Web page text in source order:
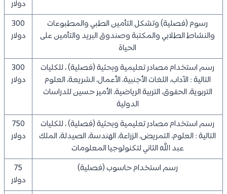
دولار
رسوم (فصلية) وتشكل التأمين الطبي والمطبوعات
والنشاط الطلابي والمكتبة وصندوق البريد والتأمين على
الحياة
300
دولار
رسم استخدام مصادر تعليمية وبحثية (فصلية) ، للكليات
التالية : الآداب، اللغات الأجنبية، الأعمال، الشريعة، العلوم
التربوية، الحقوق، التربية الرياضية، الأمير حسين للدراسات
الدولية
300
دولار
رسم استخدام مصادر تعليمية وبحثية (فصلية) ، للكليات
التالية : العلوم، التمريض، الزراعة، الهندسة، الصيدلة، الملك
عبد الله الثاني لتكنولوجيا المعلومات
750
دولار
رسم استخدام حاسوب (فصلية)
75
دولار